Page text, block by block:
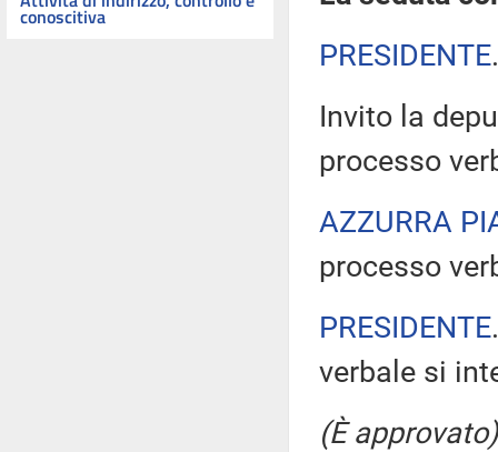
conoscitiva
PRESIDENTE
Invito la
processo
AZZURRA
processo
PRESIDENTE
verbale si
(È approvato)